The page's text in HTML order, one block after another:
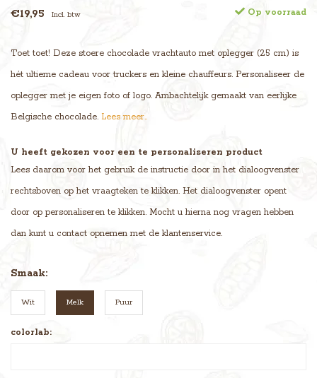
€19,95 Incl. btw Op voorraad
Toet toet! Deze stoere chocolade vrachtauto met oplegger (25 cm) is
hét ultieme cadeau voor truckers en kleine chauffeurs. Personaliseer de
oplegger met je eigen foto of logo. Ambachtelijk gemaakt van eerlijke
Belgische chocolade. Lees meer..
U heeft gekozen voor een te personaliseren product
Lees daarom voor het gebruik de instructie door in het dialoogvenster
rechtsboven op het vraagteken te klikken. Het dialoogvenster opent
door op personaliseren te klikken. Mocht u hierna nog vragen hebben
dan kunt u contact opnemen met de klantenservice.
Smaak:
Wit Melk Puur
colorlab: